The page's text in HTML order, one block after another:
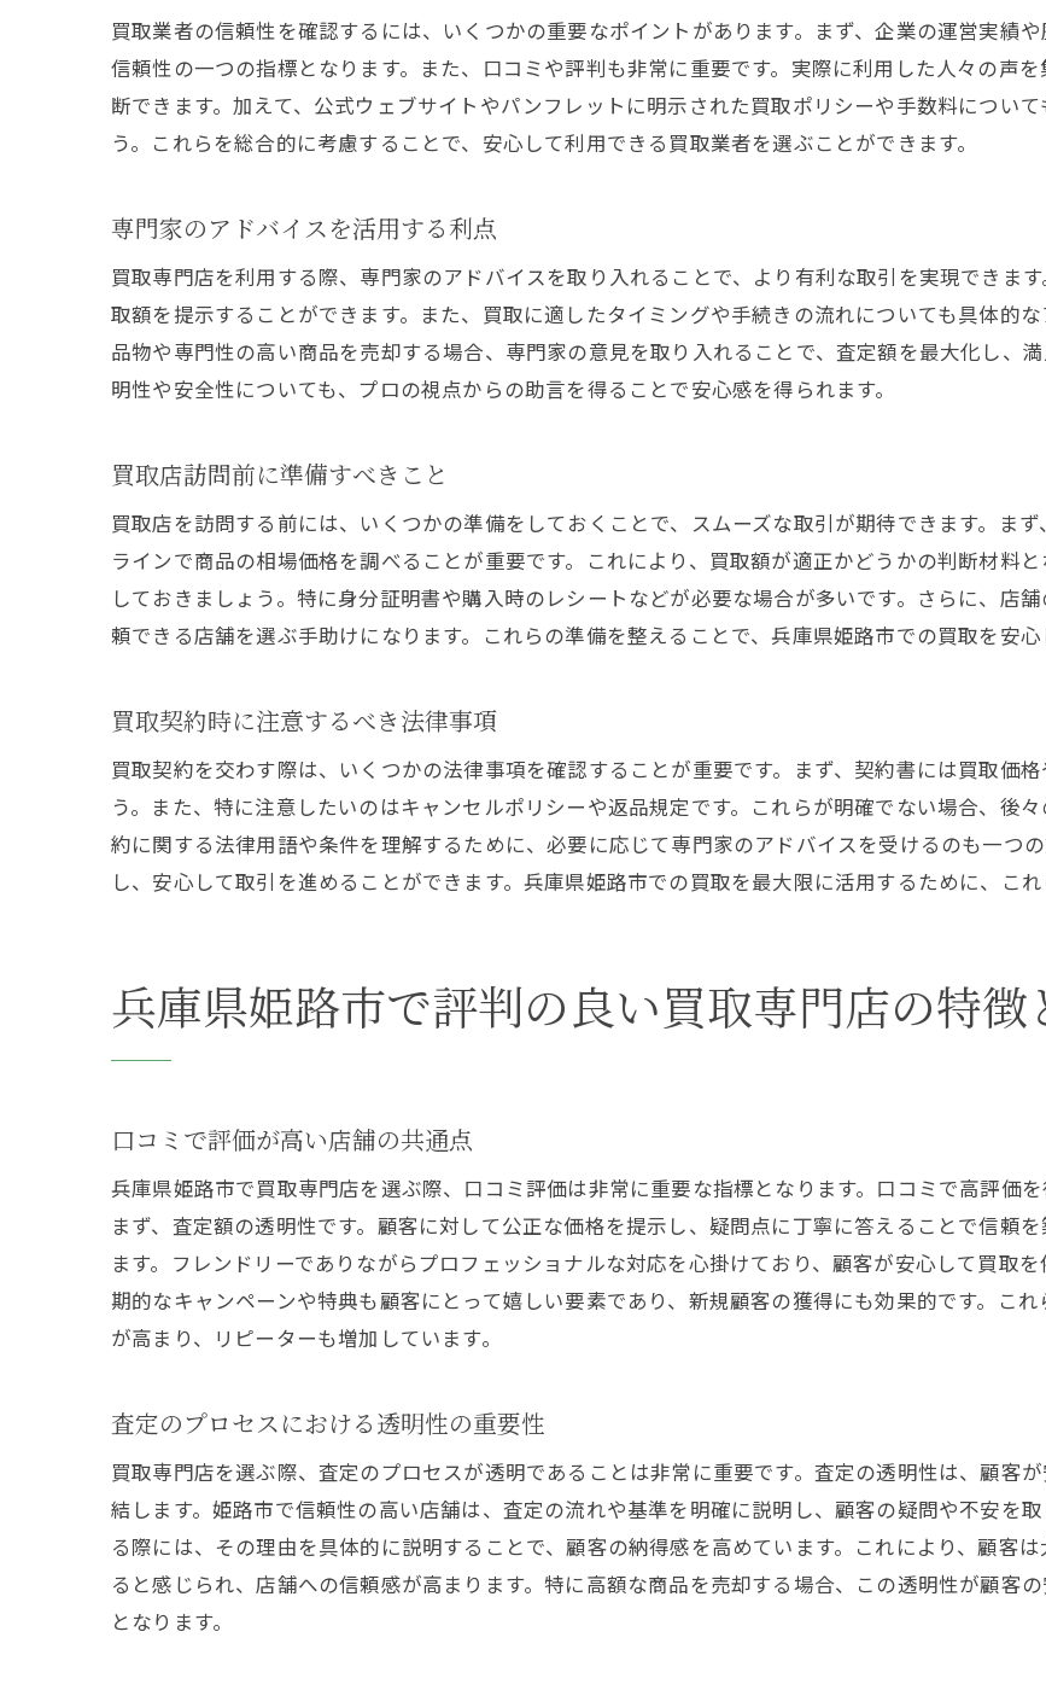
実際の利用者の声から得られる情報
口コミから見える買取店の実態
口コミと実際の体験を比較する方法
口コミを賢く活用して選ぶコツ
商品の価値をアピールするプレゼンテクニック
査定士とのコミュニケーションの重要性
査定時に効果的な質問の仕方
複数店舗での査定を比較する利点
買取市場のトレンドを把握する方法
高額査定に影響を与える要素とは
商品状態と市場価値の関係
事前に知っておくべき査定基準
買取専門店でのトラブルを避けるための注意点
契約前に確認すべき重要事項
トラブル時に相談できる窓口の活用
買取店の評判と実態のギャップを理解する
スムーズな取引を実現するための心構え
期待を超えるサービスを提供する店舗の選び方
取引後のフォローアップの重要性
顧客の意見を反映する店舗の特徴
買取業者の信頼性を確認するには、いくつかの重要なポイントがあります。まず、企業の運営実績
信頼性の一つの指標となります。また、口コミや評判も非常に重要です。実際に利用した人々の声
断できます。加えて、公式ウェブサイトやパンフレットに明示された買取ポリシーや手数料につい
う。これらを総合的に考慮することで、安心して利用できる買取業者を選ぶことができます。
専門家のアドバイスを活用する利点
買取専門店を利用する際、専門家のアドバイスを取り入れることで、より有利な取引を実現できま
取額を提示することができます。また、買取に適したタイミングや手続きの流れについても具体的
品物や専門性の高い商品を売却する場合、専門家の意見を取り入れることで、査定額を最大化し、
明性や安全性についても、プロの視点からの助言を得ることで安心感を得られます。
買取店訪問前に準備すべきこと
買取店を訪問する前には、いくつかの準備をしておくことで、スムーズな取引が期待できます。ま
ラインで商品の相場価格を調べることが重要です。これにより、買取額が適正かどうかの判断材料
しておきましょう。特に身分証明書や購入時のレシートなどが必要な場合が多いです。さらに、店
頼できる店舗を選ぶ手助けになります。これらの準備を整えることで、兵庫県姫路市での買取を安心
買取契約時に注意するべき法律事項
買取契約を交わす際は、いくつかの法律事項を確認することが重要です。まず、契約書には買取価
う。また、特に注意したいのはキャンセルポリシーや返品規定です。これらが明確でない場合、後
約に関する法律用語や条件を理解するために、必要に応じて専門家のアドバイスを受けるのも一つ
し、安心して取引を進めることができます。兵庫県姫路市での買取を最大限に活用するために、こ
兵庫県姫路市で評判の良い買取専門店の特徴
口コミで評価が高い店舗の共通点
兵庫県姫路市で買取専門店を選ぶ際、口コミ評価は非常に重要な指標となります。口コミで高評価
まず、査定額の透明性です。顧客に対して公正な価格を提示し、疑問点に丁寧に答えることで信頼
ます。フレンドリーでありながらプロフェッショナルな対応を心掛けており、顧客が安心して買取
期的なキャンペーンや特典も顧客にとって嬉しい要素であり、新規顧客の獲得にも効果的です。こ
が高まり、リピーターも増加しています。
査定のプロセスにおける透明性の重要性
買取専門店を選ぶ際、査定のプロセスが透明であることは非常に重要です。査定の透明性は、顧客
結します。姫路市で信頼性の高い店舗は、査定の流れや基準を明確に説明し、顧客の疑問や不安を
る際には、その理由を具体的に説明することで、顧客の納得感を高めています。これにより、顧客
ると感じられ、店舗への信頼感が高まります。特に高額な商品を売却する場合、この透明性が顧客
となります。